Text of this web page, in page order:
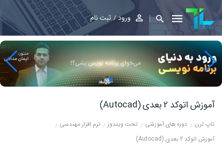
ورود ثبت نام
آموزش اتوکد 2 بعدی (Autocad)
تاپ لرن دوره های آموزشی تحت ویندوز
نرم افزار مهندسی
آموزش اتوکد 2 بعدی (Autocad)